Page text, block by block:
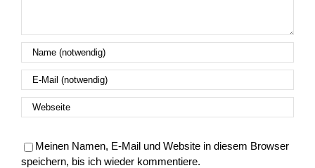
Meinen Namen, E-Mail und Website in diesem Browser
speichern, bis ich wieder kommentiere.